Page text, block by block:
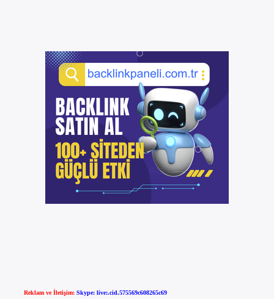
Reklam ve İletişim: Skype: live:.cid.575569c608265c69